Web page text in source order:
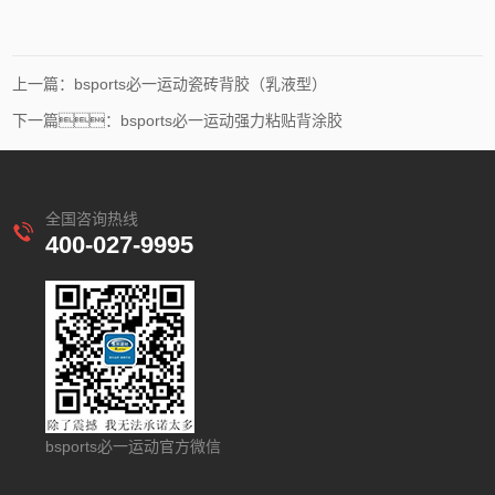
上一篇：bsports必一运动瓷砖背胶（乳液型）
下一篇：bsports必一运动强力粘贴背涂胶
全国咨询热线
400-027-9995
bsports必一运动官方微信